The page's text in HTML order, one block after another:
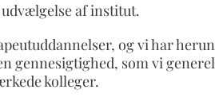
udvælgelse af institut.
og vi har
gennesigtighed, som vi
kolleger.